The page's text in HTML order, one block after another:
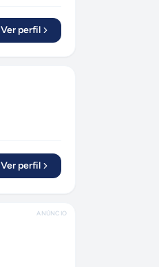
Ver perfil
Ver perfil
ANÚNCIO